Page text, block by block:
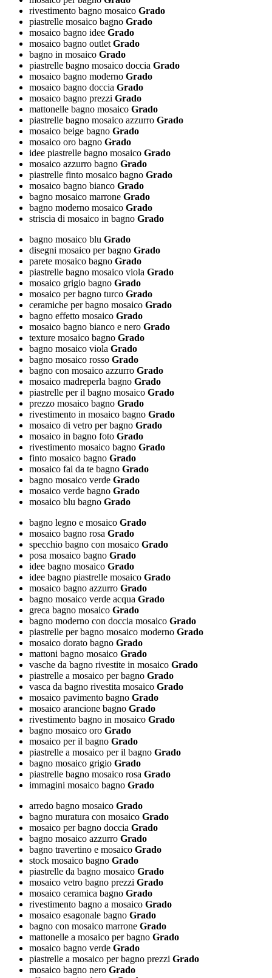
rivestimento bagno mosaico Grado
piastrelle mosaico bagno Grado
mosaico bagno idee Grado
mosaico bagno outletGrado
bagno in mosaico Grado
piastrelle bagno mosaico doccia Grado
mosaico bagno moderno Grado
mosaico bagno doccia Grado
mosaico bagno prezzi Grado
mattonelle bagno mosaico Grado
piastrelle bagno mosaico azzurro Grado
mosaico beige bagno Grado
mosaico oro bagno Grado
idee piastrelle bagno mosaico Grado
mosaico azzurro bagno Grado
piastrelle finto mosaico bagno Grado
mosaico bagno bianco Grado
bagno mosaico marrone Grado
bagno moderno mosaico Grado
striscia di mosaico in bagno Grado
bagno mosaico blu Grado
disegni mosaico per bagno Grado
parete mosaico bagno Grado
piastrelle bagno mosaico viola Grado
mosaico grigio bagno Grado
mosaico per bagno turco Grado
ceramiche per bagno mosaico Grado
bagno effetto mosaico Grado
mosaico bagno bianco e nero Grado
texture mosaico bagno Grado
bagno mosaico viola Grado
bagno mosaico rosso Grado
bagno con mosaico azzurro Grado
mosaico madreperla bagno Grado
piastrelle per il bagno mosaico Grado
prezzo mosaico bagno Grado
rivestimento in mosaico bagno Grado
mosaico di vetro per bagno Grado
mosaico in bagno foto Grado
rivestimento mosaico bagno Grado
finto mosaico bagno Grado
mosaico fai da te bagno Grado
bagno mosaico verde Grado
mosaico verde bagno Grado
mosaico blu bagno Grado
bagno legno e mosaico Grado
mosaico bagno rosa Grado
specchio bagno con mosaico Grado
posa mosaico bagno Grado
idee bagno mosaico Grado
idee bagno piastrelle mosaico Grado
mosaico bagno azzurro Grado
bagno mosaico verde acqua Grado
greca bagno mosaico Grado
bagno moderno con doccia mosaico Grado
piastrelle per bagno mosaico moderno Grado
mosaico dorato bagno Grado
mattoni bagno mosaico Grado
vasche da bagno rivestite in mosaico Grado
piastrelle a mosaico per bagno Grado
vasca da bagno rivestita mosaico Grado
mosaico pavimento bagno Grado
mosaico arancione bagno Grado
rivestimento bagno in mosaico Grado
bagno mosaico oro Grado
mosaico per il bagno Grado
piastrelle a mosaico per il bagno Grado
bagno mosaico grigio Grado
piastrelle bagno mosaico rosa Grado
immagini mosaico bagno Grado
arredo bagno mosaico Grado
bagno muratura con mosaico Grado
mosaico per bagno doccia Grado
bagno mosaico azzurro Grado
bagno travertino e mosaico Grado
stock mosaico bagno Grado
piastrelle da bagno mosaico Grado
mosaico vetro bagno prezzi Grado
mosaico ceramica bagno Grado
rivestimento bagno a mosaico Grado
mosaico esagonale bagno Grado
bagno con mosaico marrone Grado
mattonelle a mosaico per bagno Grado
mosaico bagno verde Grado
piastrelle a mosaico per bagno prezzi Grado
mosaico bagno nero Grado